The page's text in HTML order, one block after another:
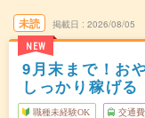
未読
NEW
掲載日 2026/08/05
9月末まで！お
しっかり稼げる
職種未経験OK 交通